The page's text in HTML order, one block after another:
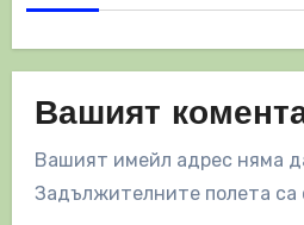
Вашият
Вашият имейл адрес няма
Задължителните полета са